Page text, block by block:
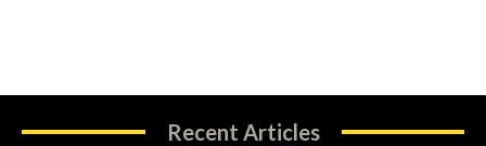
Recent Articles